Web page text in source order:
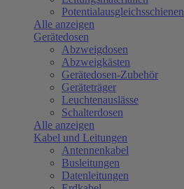
Potentialausgleichsschienen
Alle anzeigen
Gerätedosen
Abzweigdosen
Abzweigkästen
Gerätedosen-Zubehör
Geräteträger
Leuchtenauslässe
Schalterdosen
Alle anzeigen
Kabel und Leitungen
Antennenkabel
Busleitungen
Datenleitungen